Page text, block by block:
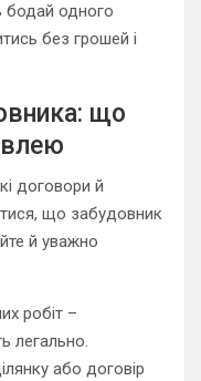
бодай одного
без грошей і
що
договори й
що забудовник
й уважно
робіт –
легально.
або договір